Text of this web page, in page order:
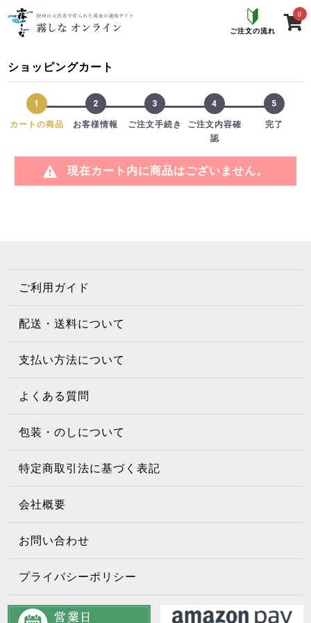
ご注文の流れ
0
ショッピングカート
1
カートの商品
2
お客様情報
3
ご注文手続き
4
ご注文内容確
認
5
完了
現在カート内に商品はございません。
ご利用ガイド
配送・送料について
支払い方法について
よくある質問
包装・のしについて
特定商取引法に基づく表記
会社概要
お問い合わせ
プライバシーポリシー